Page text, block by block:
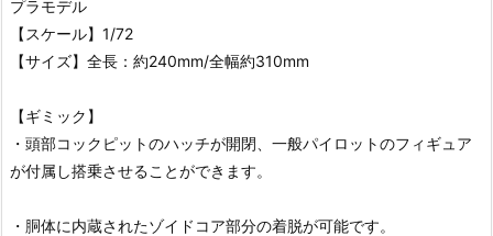
プラモデル
【スケール】1/72
【サイズ】全長：約240mm/全幅約310mm
【ギミック】
・頭部コックピットのハッチが開閉、一般パイロットのフィギュア
が付属し搭乗させることができます。
・胴体に内蔵されたゾイドコア部分の着脱が可能です。